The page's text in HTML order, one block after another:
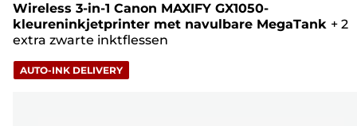
Wireless 3-in-1 Canon MAXIFY GX1050-
kleureninkjetprinter met navulbare MegaTank + 2
extra zwarte inktflessen
AUTO-INK DELIVERY